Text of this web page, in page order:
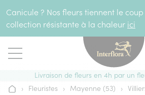
Canicule ? Nos fleurs tiennent le
collection résistante à la chaleur ici
Livraison de fleurs en 4h par un
Accueil
› Fleuristes › Mayenne (53) ›